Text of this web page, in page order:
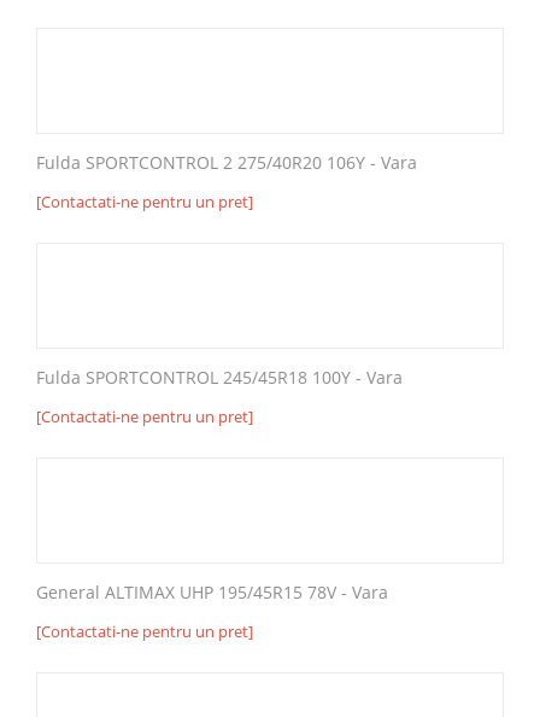
Fulda SPORTCONTROL 2 275/40R20 106Y - Vara
[Contactati-ne pentru un pret]
Fulda SPORTCONTROL 245/45R18 100Y - Vara
[Contactati-ne pentru un pret]
General ALTIMAX UHP 195/45R15 78V - Vara
[Contactati-ne pentru un pret]